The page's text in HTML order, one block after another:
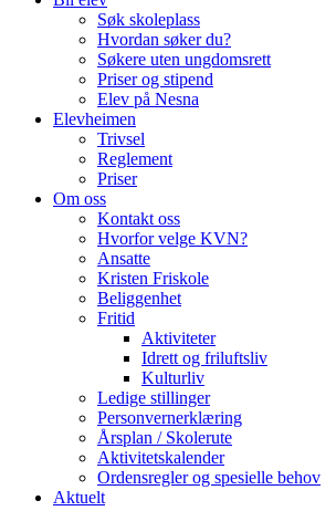
Søk skoleplass
Hvordan søker du?
Søkere uten ungdomsrett
Priser og stipend
Elev på Nesna
Elevheimen
Trivsel
Reglement
Priser
Om oss
Kontakt oss
Hvorfor velge KVN?
Ansatte
Kristen Friskole
Beliggenhet
Fritid
Aktiviteter
Idrett og friluftsliv
Kulturliv
Ledige stillinger
Personvernerklæring
Årsplan / Skolerute
Aktivitetskalender
Ordensregler og spesielle behov
Aktuelt